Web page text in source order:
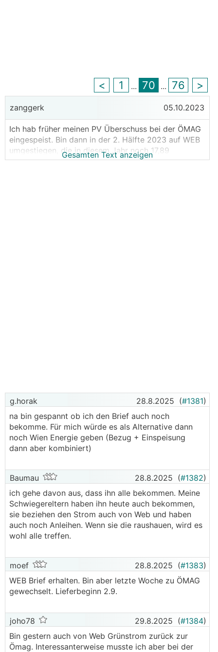
< 1 ... 70 ... 76 >
zanggerk 05.10.2023
Ich hab früher meinen PV Überschuss bei der ÖMAG
eingespeist. Bin dann in der 2. Hälfte 2023 auf WEB
umgestiegen, die in diesem Jahr noch 17,89
Cent/kWh zahlen. Ab 2024 wird der Tarif aber aller
Gesamten Text anzeigen
g.horak 28.8.2025 (#1381)
na bin gespannt ob ich den Brief auch noch
bekomme. Für mich würde es als Alternative dann
noch Wien Energie geben (Bezug + Einspeisung
dann aber kombiniert)
Baumau 28.8.2025 (#1382)
ich gehe davon aus, dass ihn alle bekommen. Meine
Schwiegereltern haben ihn heute auch bekommen,
sie beziehen den Strom auch von Web und haben
auch noch Anleihen. Wenn sie die raushauen, wird es
wohl alle treffen.
moef 28.8.2025 (#1383)
WEB Brief erhalten. Bin aber letzte Woche zu ÖMAG
gewechselt. Lieferbeginn 2.9.
joho78 29.8.2025 (#1384)
Bin gestern auch von Web Grünstrom zurück zur
Ömag. Interessanterweise musste ich aber bei der